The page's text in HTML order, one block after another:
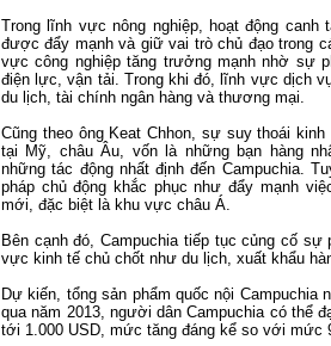
Trong lĩnh vực nông nghiệp, hoạt động
được đẩy mạnh và giữ vai trò chủ đạo trong
vực công nghiệp tăng trưởng mạnh nhờ sự
điện lực, vận tải. Trong khi đó, lĩnh vực dịch
du lịch, tài chính ngân hàng và thương mại.
Cũng theo ông Keat Chhon, sự suy thoái
tại Mỹ, châu Âu, vốn là những bạn hàng
những tác động nhất định đến Campuchia.
pháp chủ động khắc phục như đẩy mạnh
mới, đặc biệt là khu vực châu Á.
Bên cạnh đó, Campuchia tiếp tục củng cố
vực kinh tế chủ chốt như du lịch, xuất khẩu
Dự kiến, tổng sản phẩm quốc nội
qua năm 2013, người dân Campuchia có thể
tới 1.000 USD, mức tăng đáng kể so với mức